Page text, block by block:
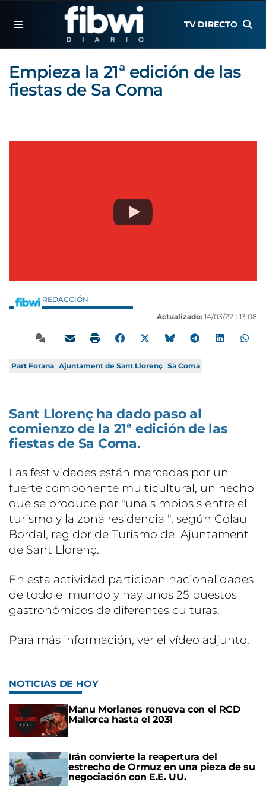
TV DIRECTO
Empieza la 21ª edición de las
fiestas de Sa Coma
REDACCIÓN
Actualizado: 14/03/22 | 13:08
Part Forana Ajuntament de Sant Llorenç Sa Coma
Sant Llorenç ha dado paso al
comienzo de la 21ª edición de las
fiestas de Sa Coma.
Las festividades están marcadas por un
fuerte componente multicultural, un hecho
que se produce por "una simbiosis entre el
turismo y la zona residencial", según Colau
Bordal, regidor de Turismo del Ajuntament
de Sant Llorenç.
En esta actividad participan nacionalidades
de todo el mundo y hay unos 25 puestos
gastronómicos de diferentes culturas.
Para más información, ver el vídeo adjunto.
NOTICIAS DE HOY
Manu Morlanes renueva con el RCD
Mallorca hasta el 2031
Irán convierte la reapertura del
estrecho de Ormuz en una pieza de su
negociación con E.E. UU.